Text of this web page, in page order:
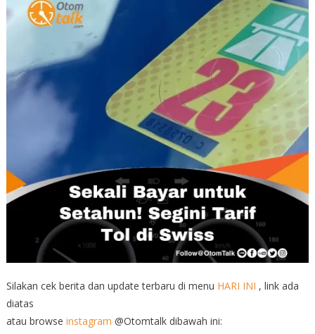
Silakan cek berita dan update terbaru di menu HARI INI , link ada
diatas
atau browse instagram @Otomtalk dibawah ini: